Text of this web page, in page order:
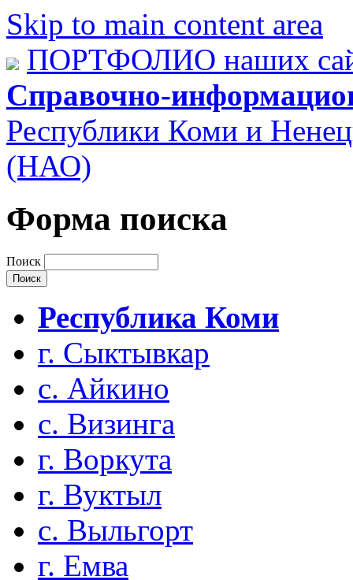
Skip to main content area
ПОРТФОЛИО наших
Справочно-
Республики Коми и
(НАО)
Форма поиска
Поиск
Республика Коми
г. Сыктывкар
с. Айкино
с. Визинга
г. Воркута
г. Вуктыл
с. Выльгорт
г. Емва